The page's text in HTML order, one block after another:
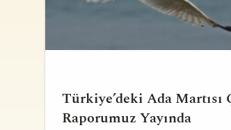
Türkiye’deki Ada Martısı
Raporumuz Yayında